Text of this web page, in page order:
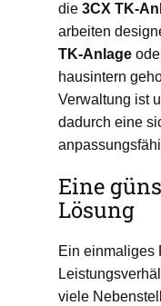
die 3CX TK-
arbeiten
TK-Anlage
hausintern
Verwaltung ist
dadurch eine
Eine
Lösung
Ein einmaliges
viele